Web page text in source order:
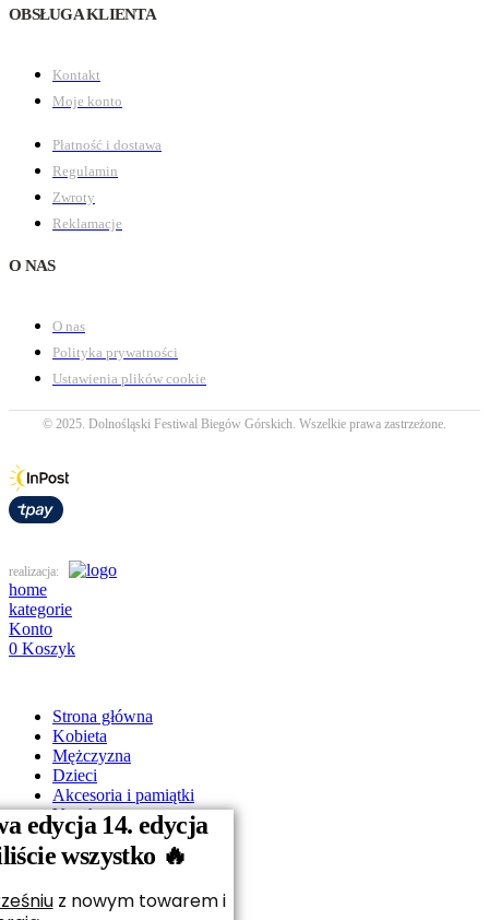
OBSŁUGA KLIENTA
Kontakt
Moje konto
Płatność i dostawa
Regulamin
Zwroty
Reklamacje
O NAS
O nas
Polityka prywatności
Ustawienia plików cookie
© 2025. Dolnośląski Festiwal Biegów Górskich. Wszelkie prawa zastrzeżone.
realizacja:
home
kategorie
Konto
0 Koszyk
Strona główna
Kobieta
Mężczyzna
Dzieci
Akcesoria i pamiątki
Vouchery
O nas
Kontakt
edycja 14. edycja
wszystko 🔥
z nowym towarem i